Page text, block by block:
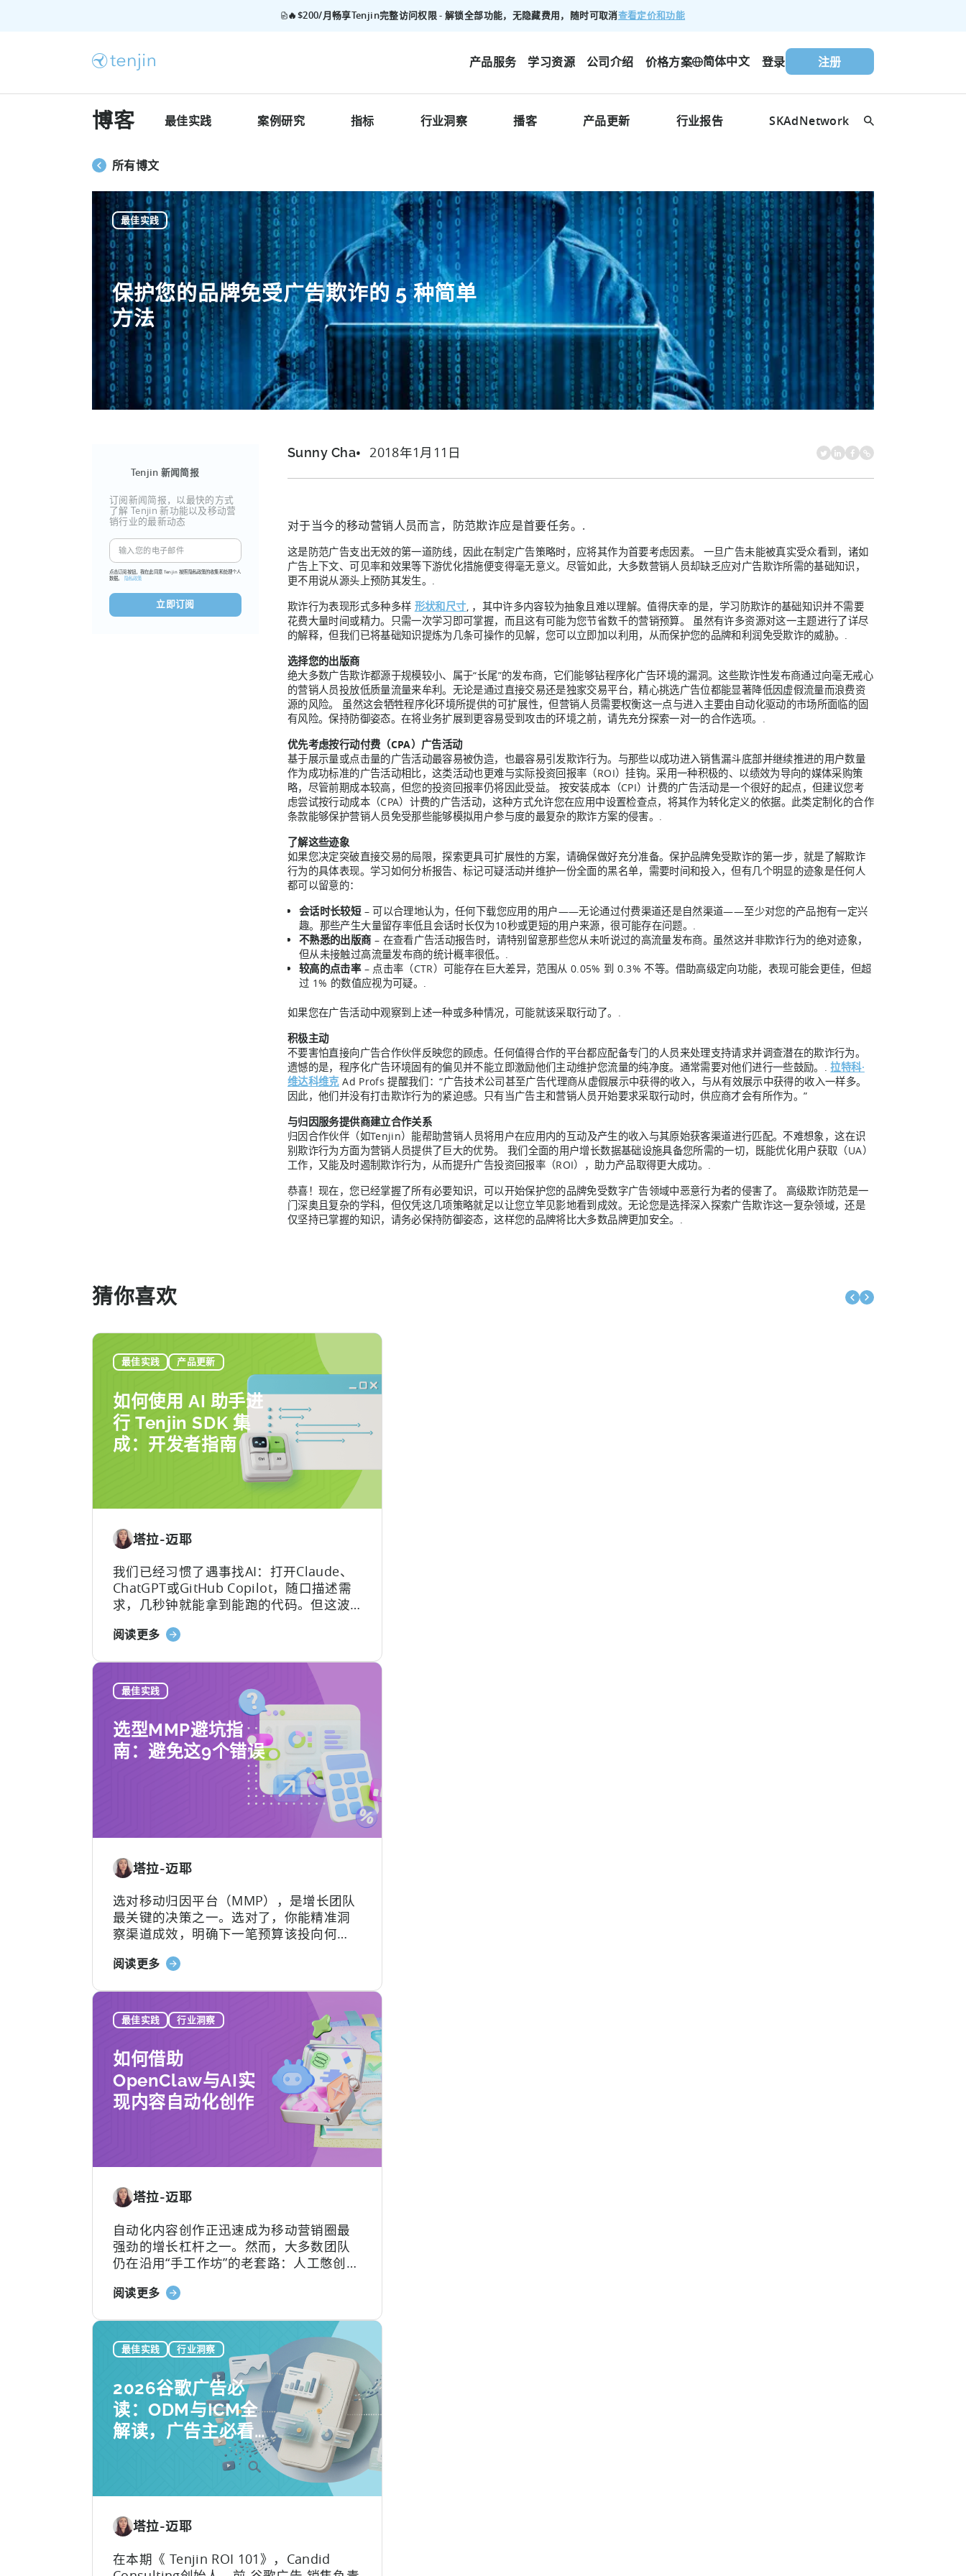
🔥$200/月畅享Tenjin完整访问权限 - 解锁全部功能，无隐藏费用，随时可取消查看定价和功能
产品服务 学习资源 公司介绍 价格方案 简体中文 登录 注册
博客 最佳实践 案例研究 指标 行业洞察 播客 产品更新 行业报告 SKAdNetwork
所有博文
最佳实践
保护您的品牌免受广告欺诈的 5 种简单
方法
Tenjin 新闻简报
订阅新闻简报，以最快的方式
了解 Tenjin 新功能以及移动营
销行业的最新动态
点击订阅按钮，我在此同意 Tenjin 按照隐私政策的收集和处理个人
数据。 隐私政策
Sunny Cha 2018年1月11日
对于当今的移动营销人员而言，防范欺诈应是首要任务。.
这是防范广告支出无效的第一道防线，因此在制定广告策略时，应将其作为首要考虑因素。 一旦广告未能被真实受众看到，诸如
广告上下文、可见率和效果等下游优化措施便变得毫无意义。尽管如此，大多数营销人员却缺乏应对广告欺诈所需的基础知识，
更不用说从源头上预防其发生。.
欺诈行为表现形式多种多样 形状和尺寸, ，其中许多内容较为抽象且难以理解。值得庆幸的是，学习防欺诈的基础知识并不需要
花费大量时间或精力。只需一次学习即可掌握，而且这有可能为您节省数千的营销预算。 虽然有许多资源对这一主题进行了详尽
的解释，但我们已将基础知识提炼为几条可操作的见解，您可以立即加以利用，从而保护您的品牌和利润免受欺诈的威胁。.
选择您的出版商
绝大多数广告欺诈都源于规模较小、属于“长尾”的发布商，它们能够钻程序化广告环境的漏洞。这些欺诈性发布商通过向毫无戒心
的营销人员投放低质量流量来牟利。无论是通过直接交易还是独家交易平台，精心挑选广告位都能显著降低因虚假流量而浪费资
源的风险。 虽然这会牺牲程序化环境所提供的可扩展性，但营销人员需要权衡这一点与进入主要由自动化驱动的市场所面临的固
有风险。保持防御姿态。在将业务扩展到更容易受到攻击的环境之前，请先充分探索一对一的合作选项。.
优先考虑按行动付费（CPA）广告活动
基于展示量或点击量的广告活动最容易被伪造，也最容易引发欺诈行为。与那些以成功进入销售漏斗底部并继续推进的用户数量
作为成功标准的广告活动相比，这类活动也更难与实际投资回报率（ROI）挂钩。采用一种积极的、以绩效为导向的媒体采购策
略，尽管前期成本较高，但您的投资回报率仍将因此受益。 按安装成本（CPI）计费的广告活动是一个很好的起点，但建议您考
虑尝试按行动成本（CPA）计费的广告活动，这种方式允许您在应用中设置检查点，将其作为转化定义的依据。此类定制化的合作
条款能够保护营销人员免受那些能够模拟用户参与度的最复杂的欺诈方案的侵害。.
了解这些迹象
如果您决定突破直接交易的局限，探索更具可扩展性的方案，请确保做好充分准备。保护品牌免受欺诈的第一步，就是了解欺诈
行为的具体表现。学习如何分析报告、标记可疑活动并维护一份全面的黑名单，需要时间和投入，但有几个明显的迹象是任何人
都可以留意的：
会话时长较短– 可以合理地认为，任何下载您应用的用户——无论通过付费渠道还是自然渠道——至少对您的产品抱有一定兴
趣。那些产生大量留存率低且会话时长仅为10秒或更短的用户来源，很可能存在问题。.
不熟悉的出版商 – 在查看广告活动报告时，请特别留意那些您从未听说过的高流量发布商。虽然这并非欺诈行为的绝对迹象，
但从未接触过高流量发布商的统计概率很低。.
较高的点击率– 点击率（CTR）可能存在巨大差异，范围从 0.05% 到 0.3% 不等。借助高级定向功能，表现可能会更佳，但超
过 1% 的数值应视为可疑。.
如果您在广告活动中观察到上述一种或多种情况，可能就该采取行动了。.
积极主动
不要害怕直接向广告合作伙伴反映您的顾虑。任何值得合作的平台都应配备专门的人员来处理支持请求并调查潜在的欺诈行为。
遗憾的是，程序化广告环境固有的偏见并不能立即激励他们主动维护您流量的纯净度。通常需要对他们进行一些鼓励。.拉特科·
维达科维克Ad Profs 提醒我们：“广告技术公司甚至广告代理商从虚假展示中获得的收入，与从有效展示中获得的收入一样多。
因此，他们并没有打击欺诈行为的紧迫感。只有当广告主和营销人员开始要求采取行动时，供应商才会有所作为。”
与归因服务提供商建立合作关系
归因合作伙伴（如Tenjin）能帮助营销人员将用户在应用内的互动及产生的收入与其原始获客渠道进行匹配。不难想象，这在识
别欺诈行为方面为营销人员提供了巨大的优势。 我们全面的用户增长数据基础设施具备您所需的一切，既能优化用户获取（UA）
工作，又能及时遏制欺诈行为，从而提升广告投资回报率（ROI），助力产品取得更大成功。.
恭喜！现在，您已经掌握了所有必要知识，可以开始保护您的品牌免受数字广告领域中恶意行为者的侵害了。 高级欺诈防范是一
门深奥且复杂的学科，但仅凭这几项策略就足以让您立竿见影地看到成效。无论您是选择深入探索广告欺诈这一复杂领域，还是
仅坚持已掌握的知识，请务必保持防御姿态，这样您的品牌将比大多数品牌更加安全。.
猜你喜欢
最佳实践 产品更新
如何使用 AI 助手进
行 Tenjin SDK 集
成：开发者指南
塔拉-迈耶
我们已经习惯了遇事找AI：打开Claude、
ChatGPT或GitHub Copilot，随口描述需
求，几秒钟就能拿到能跑的代码。但这波
Hallucination（大模型幻觉）.
阅读更多关
何
使
用
AI
助
SDK
成：
开
发
者
指
南》
最佳实践
选型MMP避坑指
南：避免这9个错误
塔拉-迈耶
选对移动归因平台（MMP），是增长团队
最关键的决策之一。选对了，你能精准洞
察渠道成效，明确下一笔预算该投向何
本用不转的平台，还可能陷入“提工单没人
阅读更多关
何
选
择
MMP：
避
免
错
误》
最佳实践 行业洞察
如何借助
OpenClaw与AI实
现内容自动化创作
塔拉-迈耶
自动化内容创作正迅速成为移动营销圈最
强劲的增长杠杆之一。然而，大多数团队
仍在沿用“手工作坊”的老套路：人工憋创
于应对不断加速的内容更新节奏。
阅读更多关
何
在
移
动
营
销
OpenClaw
和
AI
实
现
最佳实践 行业洞察
2026谷歌广告必
读：ODM与ICM全
解读，广告主必看
塔拉-迈耶
在本期《 Tenjin ROI 101》，Candid